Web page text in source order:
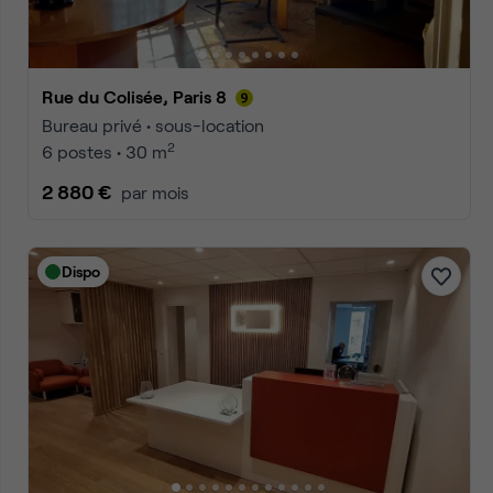
Rue du Colisée, Paris 8
Bureau privé • sous-location
6 postes • 30 m2
2 880 € par mois
Dispo